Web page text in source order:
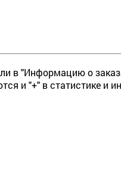
в "Информацию о
и "+" в статистике и